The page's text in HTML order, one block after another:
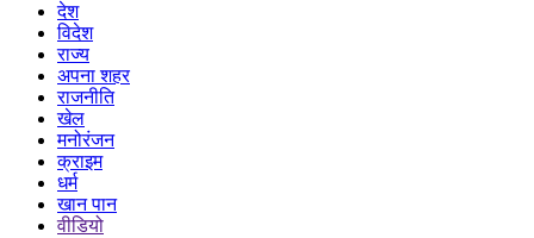
देश
विदेश
राज्य
अपना शहर
राजनीति
खेल
मनोरंजन
क्राइम
धर्म
खान पान
वीडियो